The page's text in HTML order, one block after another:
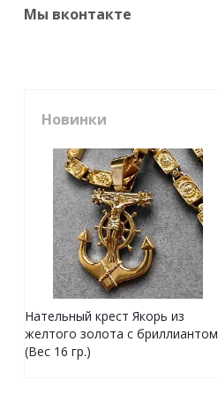
Мы вконтакте
Новинки
Нательный крест Якорь из
желтого золота с бриллиантом
(Вес 16 гр.)